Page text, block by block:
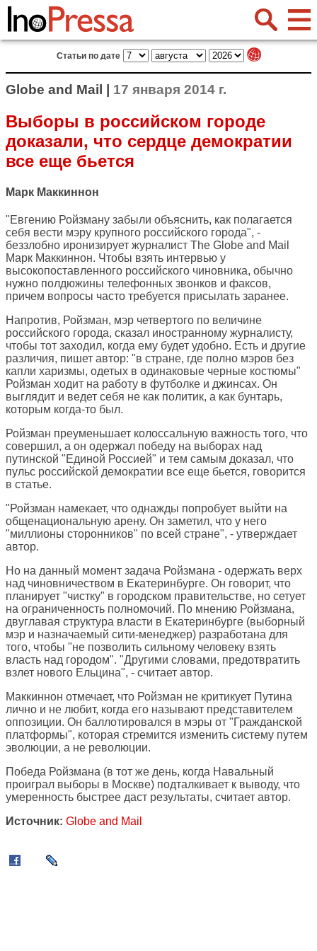
Статьи по дате
Globe and Mail | 17 января 2014 г.
Выборы в российском городе
доказали, что сердце демократии
все еще бьется
Марк Маккиннон
"Евгению Ройзману забыли объяснить, как полагается
себя вести мэру крупного российского города", -
беззлобно иронизирует журналист The Globe and Mail
Марк Маккиннон. Чтобы взять интервью у
высокопоставленного российского чиновника, обычно
нужно полдюжины телефонных звонков и факсов,
причем вопросы часто требуется присылать заранее.
Напротив, Ройзман, мэр четвертого по величине
российского города, сказал иностранному журналисту,
чтобы тот заходил, когда ему будет удобно. Есть и другие
различия, пишет автор: "в стране, где полно мэров без
капли харизмы, одетых в одинаковые черные костюмы"
Ройзман ходит на работу в футболке и джинсах. Он
выглядит и ведет себя не как политик, а как бунтарь,
которым когда-то был.
Ройзман преуменьшает колоссальную важность того, что
совершил, а он одержал победу на выборах над
путинской "Единой Россией" и тем самым доказал, что
пульс российской демократии все еще бьется, говорится
в статье.
"Ройзман намекает, что однажды попробует выйти на
общенациональную арену. Он заметил, что у него
"миллионы сторонников" по всей стране", - утверждает
автор.
Но на данный момент задача Ройзмана - одержать верх
над чиновничеством в Екатеринбурге. Он говорит, что
планирует "чистку" в городском правительстве, но сетует
на ограниченность полномочий. По мнению Ройзмана,
двуглавая структура власти в Екатеринбурге (выборный
мэр и назначаемый сити-менеджер) разработана для
того, чтобы "не позволить сильному человеку взять
власть над городом". "Другими словами, предотвратить
взлет нового Ельцина", - считает автор.
Маккиннон отмечает, что Ройзман не критикует Путина
лично и не любит, когда его называют представителем
оппозиции. Он баллотировался в мэры от "Гражданской
платформы", которая стремится изменить систему путем
эволюции, а не революции.
Победа Ройзмана (в тот же день, когда Навальный
проиграл выборы в Москве) подталкивает к выводу, что
умеренность быстрее даст результаты, считает автор.
Источник: Globe and Mail